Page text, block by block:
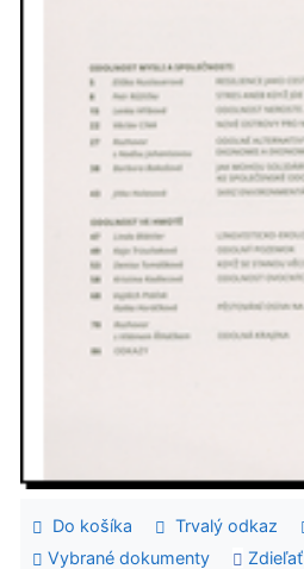
Do košíka Trvalý odkaz
Vybrané dokumenty
Zdieľať